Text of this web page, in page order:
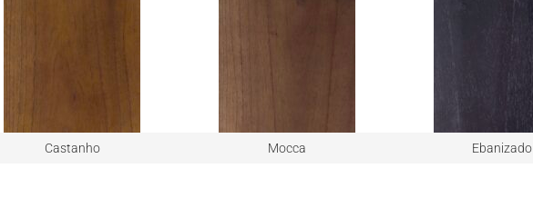
Castanho Mocca Ebanizado